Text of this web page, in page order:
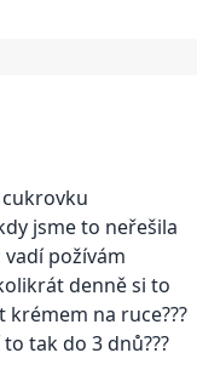
cukrovku
jsme to neřešila
požívám
denně si to
na ruce???
tak do 3 dnů???